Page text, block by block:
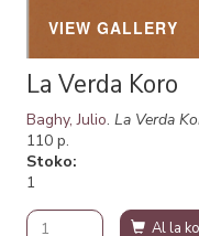
VIEW GALLERY
La Verda Koro
Baghy, Julio. La Verda
110 p.
Stoko
1
Al la